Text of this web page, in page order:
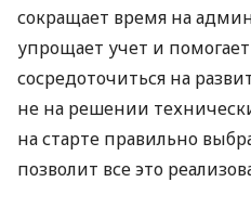
сокращает время на
упрощает учет и
сосредоточиться на
не на решении
на старте правильно
позволит все это